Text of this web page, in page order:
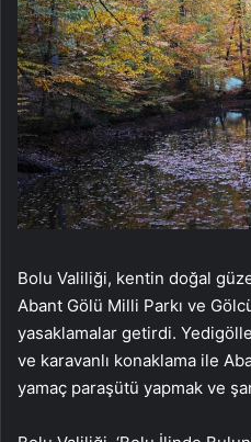
Bolu Valiliği, kentin doğal
Abant Gölü Milli Parkı ve
yasaklamalar getirdi.
ve karavanlı konaklama ile
yamaç paraşütü yapmak ve